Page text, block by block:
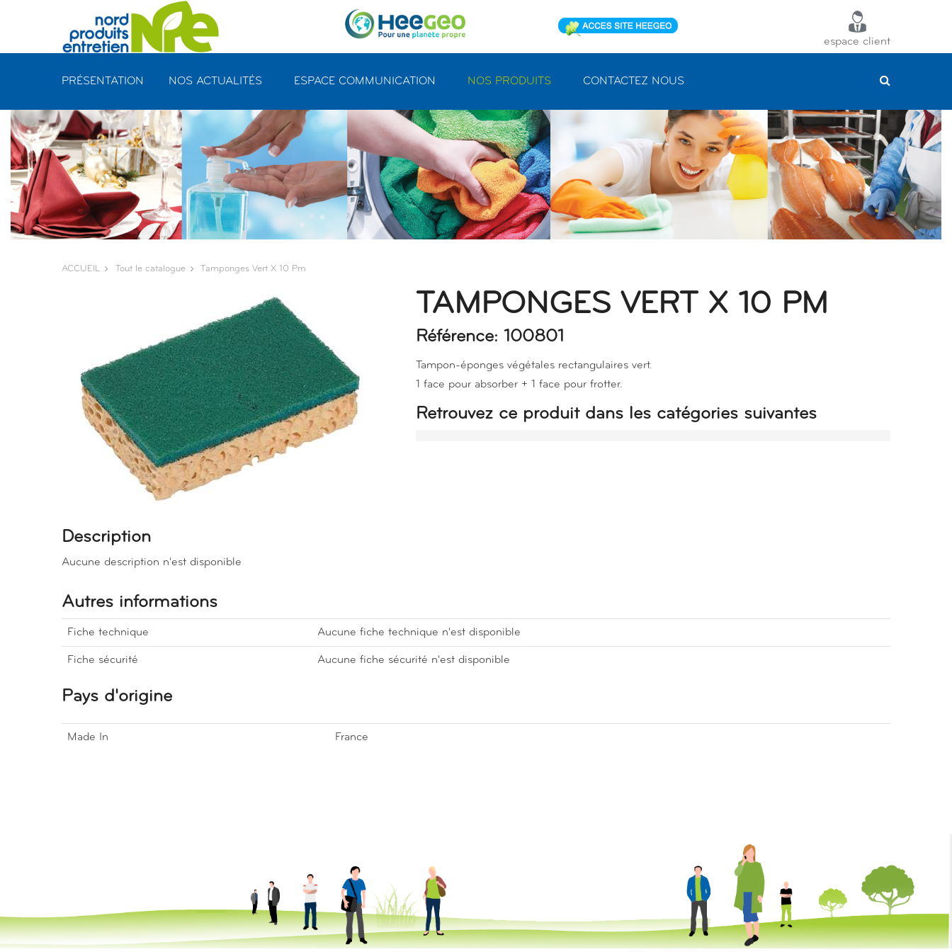
espace client
PRÉSENTATION NOS ACTUALITÉS ESPACE COMMUNICATION NOS PRODUITS CONTACTEZ NOUS
ACCUEIL Tout le catalogue Tamponges Vert X 10 Pm
TAMPONGES VERT X 10 PM
Référence: 100801
Tampon-éponges végétales rectangulaires vert.
1 face pour absorber + 1 face pour frotter.
Retrouvez ce produit dans les catégories suivantes
Description
Aucune description n'est disponible
Autres informations
Fiche technique Aucune fiche technique n'est disponible
Fiche sécurité Aucune fiche sécurité n'est disponible
Pays d'origine
Made In France
Panneau de gestion des cookies